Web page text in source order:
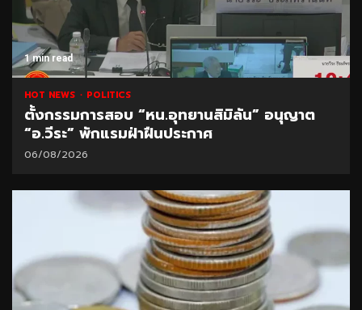
1 min read
HOT NEWS POLITICS
ตั้งกรรมการสอบ “หน.อุทยานสิมิลัน” อนุญาต
“อ.วีระ” พักแรมฝ่าฝืนประกาศ
06/08/2026